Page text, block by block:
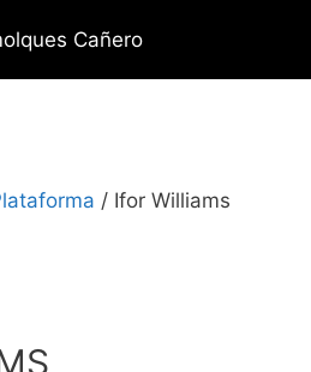
/ Ifor Williams